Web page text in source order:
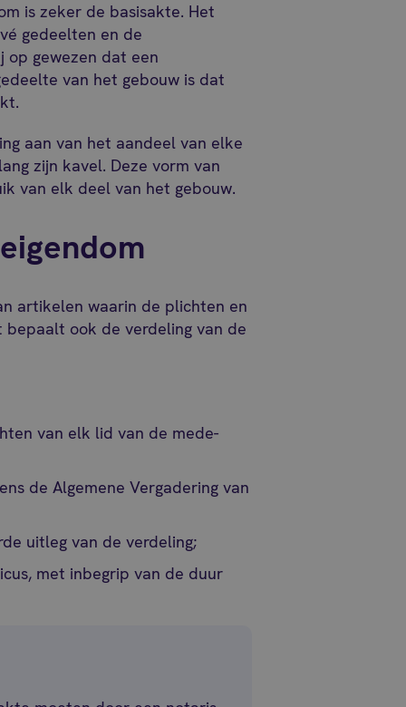
is zeker de basisakte. Het
gedeelten en de
op gewezen dat een
van het gebouw is dat
aan van het aandeel van elke
zijn kavel. Deze vorm van
van elk deel van het gebouw.
artikelen waarin de plichten en
bepaalt ook de verdeling van de
van elk lid van de mede-
de Algemene Vergadering van
uitleg van de verdeling;
met inbegrip van de duur